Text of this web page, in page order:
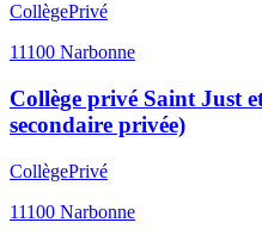
CollègePrivé
11100 Narbonne
Collège privé Saint Just
secondaire privée)
CollègePrivé
11100 Narbonne